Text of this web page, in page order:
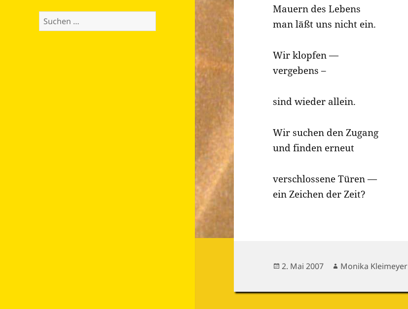
Suche
nach:
Mauern des Lebens
man läßt uns nicht ein.
Wir klopfen —
vergebens –
sind wieder allein.
Wir suchen den Zugang
und finden erneut
verschlossene Türen —
ein Zeichen der Zeit?
Veröffentlicht
2. Mai 2007 Autor
Monika Kleimeyer